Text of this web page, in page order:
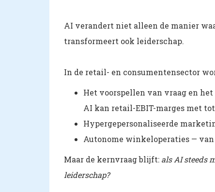
AI verandert niet alleen de manier
transformeert ook leiderschap.
In de retail- en consumentensector
Het voorspellen van vraag en
AI kan retail-EBIT-marges met tot
Hypergepersonaliseerde
Autonome winkeloperaties —
Maar de kernvraag blijft: als AI steeds
leiderschap?